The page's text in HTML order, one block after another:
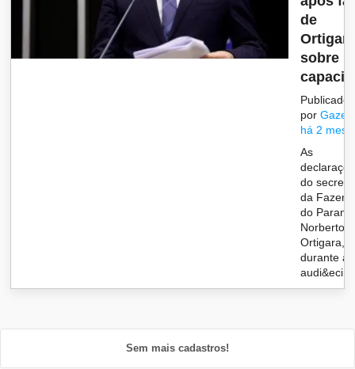
de
sobre
Publicado
por
há 2
As
do
da
do
Norberto
Ortigara,
durante a
Sem mais cadastros!